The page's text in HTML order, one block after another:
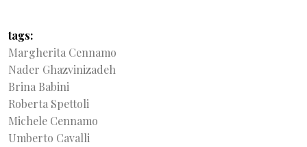
tags
Margherita Cennamo
Nader Ghazvinizadeh
Brina Babini
Roberta Spettoli
Michele Cennamo
Umberto Cavalli